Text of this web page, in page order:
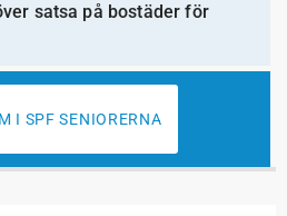
satsa på bostäder för
I SPF SENIORERNA